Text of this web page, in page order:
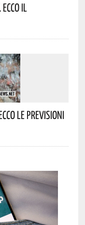
Il
Le Previsioni